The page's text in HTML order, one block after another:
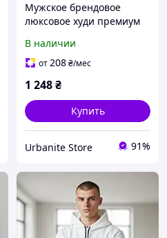
Мужское брендовое
люксовое худи премиум
толстовка с капюшоном
хлопковая
В наличии
от208₴/мес
1 248₴
Купить
Urbanite Store 91%